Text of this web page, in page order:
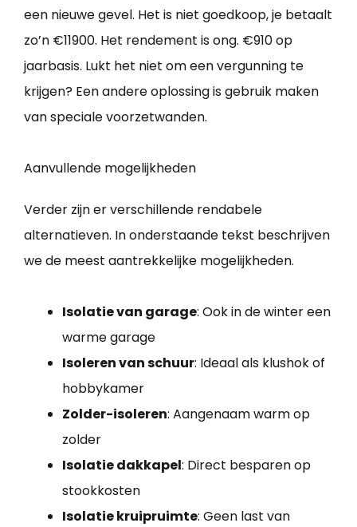
een nieuwe gevel. Het is niet goedkoop, je betaalt
zo’n €11900. Het rendement is ong. €910 op
jaarbasis. Lukt het niet om een vergunning te
krijgen? Een andere oplossing is gebruik maken
van speciale voorzetwanden.
Aanvullende mogelijkheden
Verder zijn er verschillende rendabele
alternatieven. In onderstaande tekst beschrijven
we de meest aantrekkelijke mogelijkheden.
Isolatie van garage: Ook in de winter een
warme garage
Isoleren van schuur: Ideaal als klushok of
hobbykamer
Zolder-isoleren: Aangenaam warm op
zolder
Isolatie dakkapel: Direct besparen op
stookkosten
Isolatie kruipruimte: Geen last van